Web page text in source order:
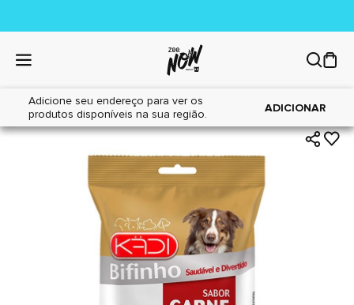
Adicione seu endereço para ver os
produtos disponíveis na sua região.
ADICIONAR
Home|Cães|Petiscos